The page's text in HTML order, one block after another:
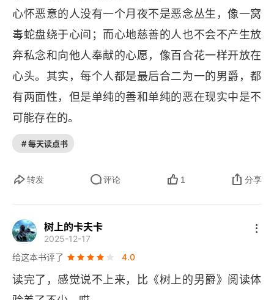
心怀恶意的人没有一个月夜不是恶念丛生，像一窝
毒蛇盘绕于心间；而心地慈善的人也不会不产生放
弃私念和向他人奉献的心愿，像百合花一样开放在
心头。其实，每个人都是最后合二为一的男爵，都
有两面性，但是单纯的善和单纯的恶在现实中是不
可能存在的。
# 每天读点书
转发 评论 1 分享
树上的卡夫卡
2025-12-17
给这本书评了
4.0
读完了，感觉说不上来，比《树上的男爵》阅读体